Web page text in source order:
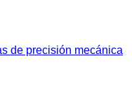
de precisión mecánica